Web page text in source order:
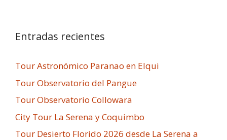
Entradas recientes
Tour Astronómico Paranao en Elqui
Tour Observatorio del Pangue
Tour Observatorio Collowara
City Tour La Serena y Coquimbo
Tour Desierto Florido 2026 desde La Serena a